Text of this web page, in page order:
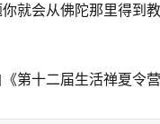
就会从佛陀那里得到
第十二届生活禅夏令营